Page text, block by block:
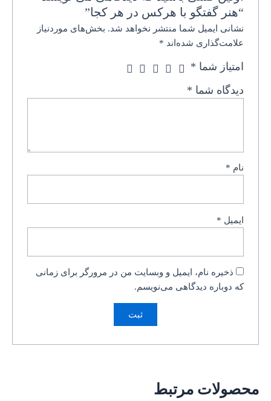
“هنر گفتگو با هرکس در هر کجا”
نشانی ایمیل شما منتشر نخواهد شد. بخش‌های موردنیاز
علامت‌گذاری شده‌اند *
امتیاز شما *
دیدگاه شما *
نام *
ایمیل *
ذخیره نام، ایمیل و وبسایت من در مرورگر برای زمانی
که دوباره دیدگاهی می‌نویسم.
محصولات مرتبط